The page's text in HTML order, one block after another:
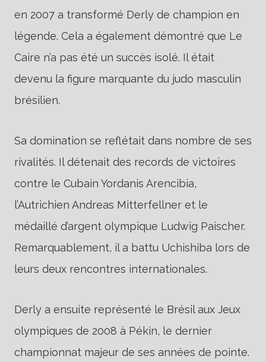
en 2007 a transformé Derly de champion en
légende. Cela a également démontré que Le
Caire n’a pas été un succès isolé. Il était
devenu la figure marquante du judo masculin
brésilien.
Sa domination se reflétait dans nombre de ses
rivalités. Il détenait des records de victoires
contre le Cubain Yordanis Arencibia,
l’Autrichien Andreas Mitterfellner et le
médaillé d’argent olympique Ludwig Paischer.
Remarquablement, il a battu Uchishiba lors de
leurs deux rencontres internationales.
Derly a ensuite représenté le Brésil aux Jeux
olympiques de 2008 à Pékin, le dernier
championnat majeur de ses années de pointe.